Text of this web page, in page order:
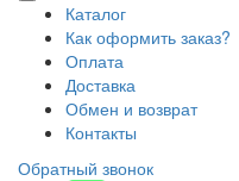
Каталог
Как оформить заказ?
Оплата
Доставка
Обмен и возврат
Контакты
Обратный звонок